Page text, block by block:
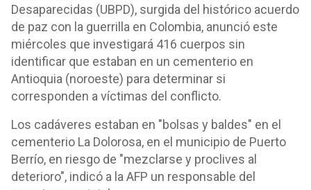
Desaparecidas (UBPD), surgida del histórico acuerdo
de paz con la guerrilla en Colombia, anunció este
miércoles que investigará 416 cuerpos sin
identificar que estaban en un cementerio en
Antioquia (noroeste) para determinar si
corresponden a víctimas del conflicto.
Los cadáveres estaban en "bolsas y baldes" en el
cementerio La Dolorosa, en el municipio de Puerto
Berrío, en riesgo de "mezclarse y proclives al
deterioro", indicó a la AFP un responsable del